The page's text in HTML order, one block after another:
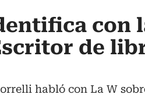
con
de
habló con La W